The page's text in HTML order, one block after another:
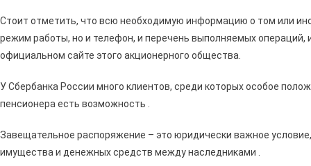
Стоит отметить, что всю необходимую информацию о том или
режим работы, но и телефон, и перечень выполняемых операций,
официальном сайте этого акционерного общества.
У Сбербанка России много клиентов, среди которых особое
пенсионера есть возможность .
Завещательное распоряжение – это юридически важное
имущества и денежных средств между наследниками .